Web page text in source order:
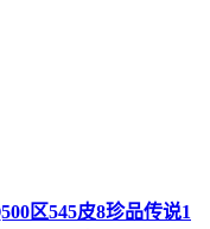
区545皮8珍品传说1